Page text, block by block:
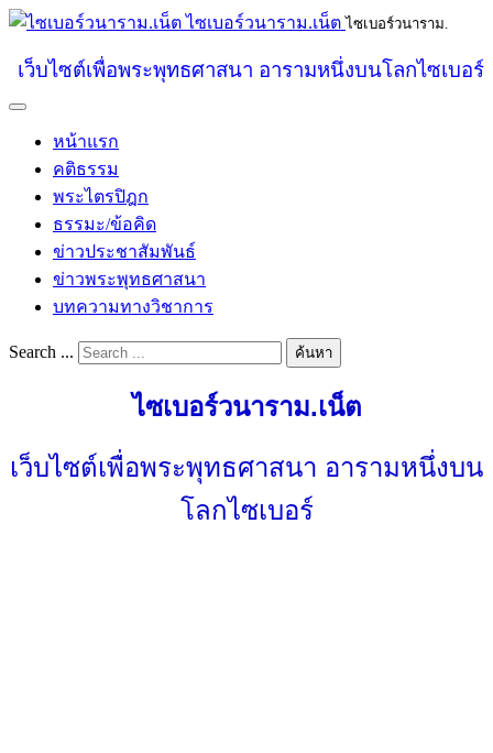
ไซเบอร์วนาราม.เน็ต ไซเบอร์วนาราม.
เว็บไซต์เพื่อพระพุทธศาสนา อารามหนึ่งบนโลกไซเบอร์
หน้าแรก
คติธรรม
พระไตรปิฎก
ธรรมะ/ข้อคิด
ข่าวประชาสัมพันธ์
ข่าวพระพุทธศาสนา
บทความทางวิชาการ
Search ... ค้นหา
ไซเบอร์วนาราม.เน็ต
เว็บไซต์เพื่อพระพุทธศาสนา อารามหนึ่งบน
โลกไซเบอร์